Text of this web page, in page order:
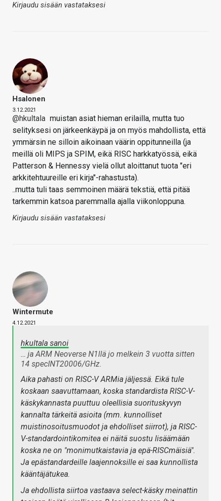
Kirjaudu sisään vastataksesi
Hsalonen
3.12.2021
@hkultala muistan asiat hieman erilailla, mutta tuo
selityksesi on järkeenkäypä ja on myös mahdollista, että
ymmärsin ne silloin aikoinaan väärin oppitunneilla (ja
meillä oli MIPS ja SPIM, eikä RISC harkkatyössä, eikä
Patterson & Hennessy vielä ollut aloittanut tuota "eri
arkkitehtuureille eri kirja"-rahastusta).
..mutta tuli taas semmoinen määrä tekstiä, että pitää
tarkemmin katsoa paremmalla ajalla viikonloppuna.
Kirjaudu sisään vastataksesi
Wintermute
4.12.2021
hkultala sanoi
… ja ARM Neoverse N1llä jo melkein 3 vuotta sitten
14 specINT20006/GHz.
Aika pahasti on RISC-V ARMia jäljessä. Eikä tule
koskaan saavuttamaan, koska standardista RISC-V-
käskykannasta puuttuu oleellisia suorituskyvyn
kannalta tärkeitä asioita (mm. kunnolliset
muistinosoitusmuodot ja ehdolliset siirrot), ja RISC-
V-standardointikomitea ei näitä suostu lisäämään
koska ne on "monimutkaistavia ja epä-RISCmäisiä".
Ja epästandardeille laajennoksille ei saa kunnollista
kääntäjätukea.
Ja ehdollista siirtoa vastaava select-käsky meinattin